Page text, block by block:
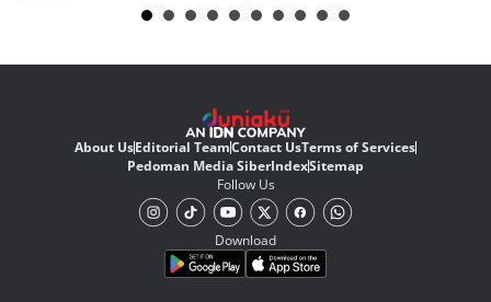
About UsEditorial TeamContact UsTerms of Services
Pedoman Media SiberIndexSitemap
Follow Us
Download